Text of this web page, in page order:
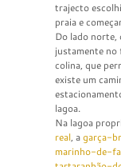
trajecto
praia e
Do lado norte,
justamente no
colina, que
existe um
lagoa.
Na lagoa
real, agarça-
marinho-de-